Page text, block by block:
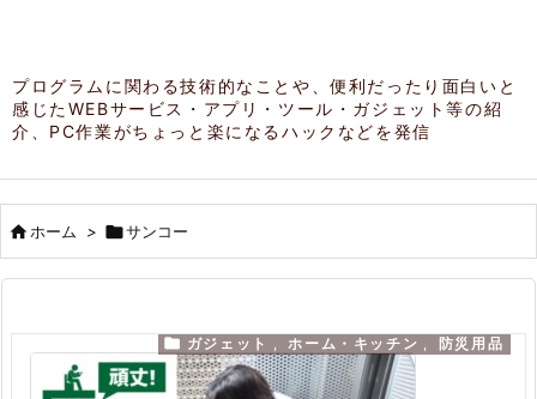
プログラムに関わる技術的なことや、便利だったり面白いと
感じたWEBサービス・アプリ・ツール・ガジェット等の紹
介、PC作業がちょっと楽になるハックなどを発信
ホーム > サンコー
 ガジェット , ホーム・キッチン , 防災用品